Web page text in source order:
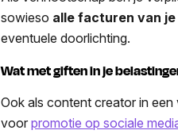
sowieso alle facturen van
eventuele doorlichting.
Wat met giften in je
Ook als content creator in
voorpromotie op sociale